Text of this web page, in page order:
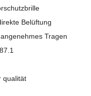
Belüftung
Tragen
qualität